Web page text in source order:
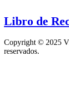
Libro de
Copyright © 2025
reservados.